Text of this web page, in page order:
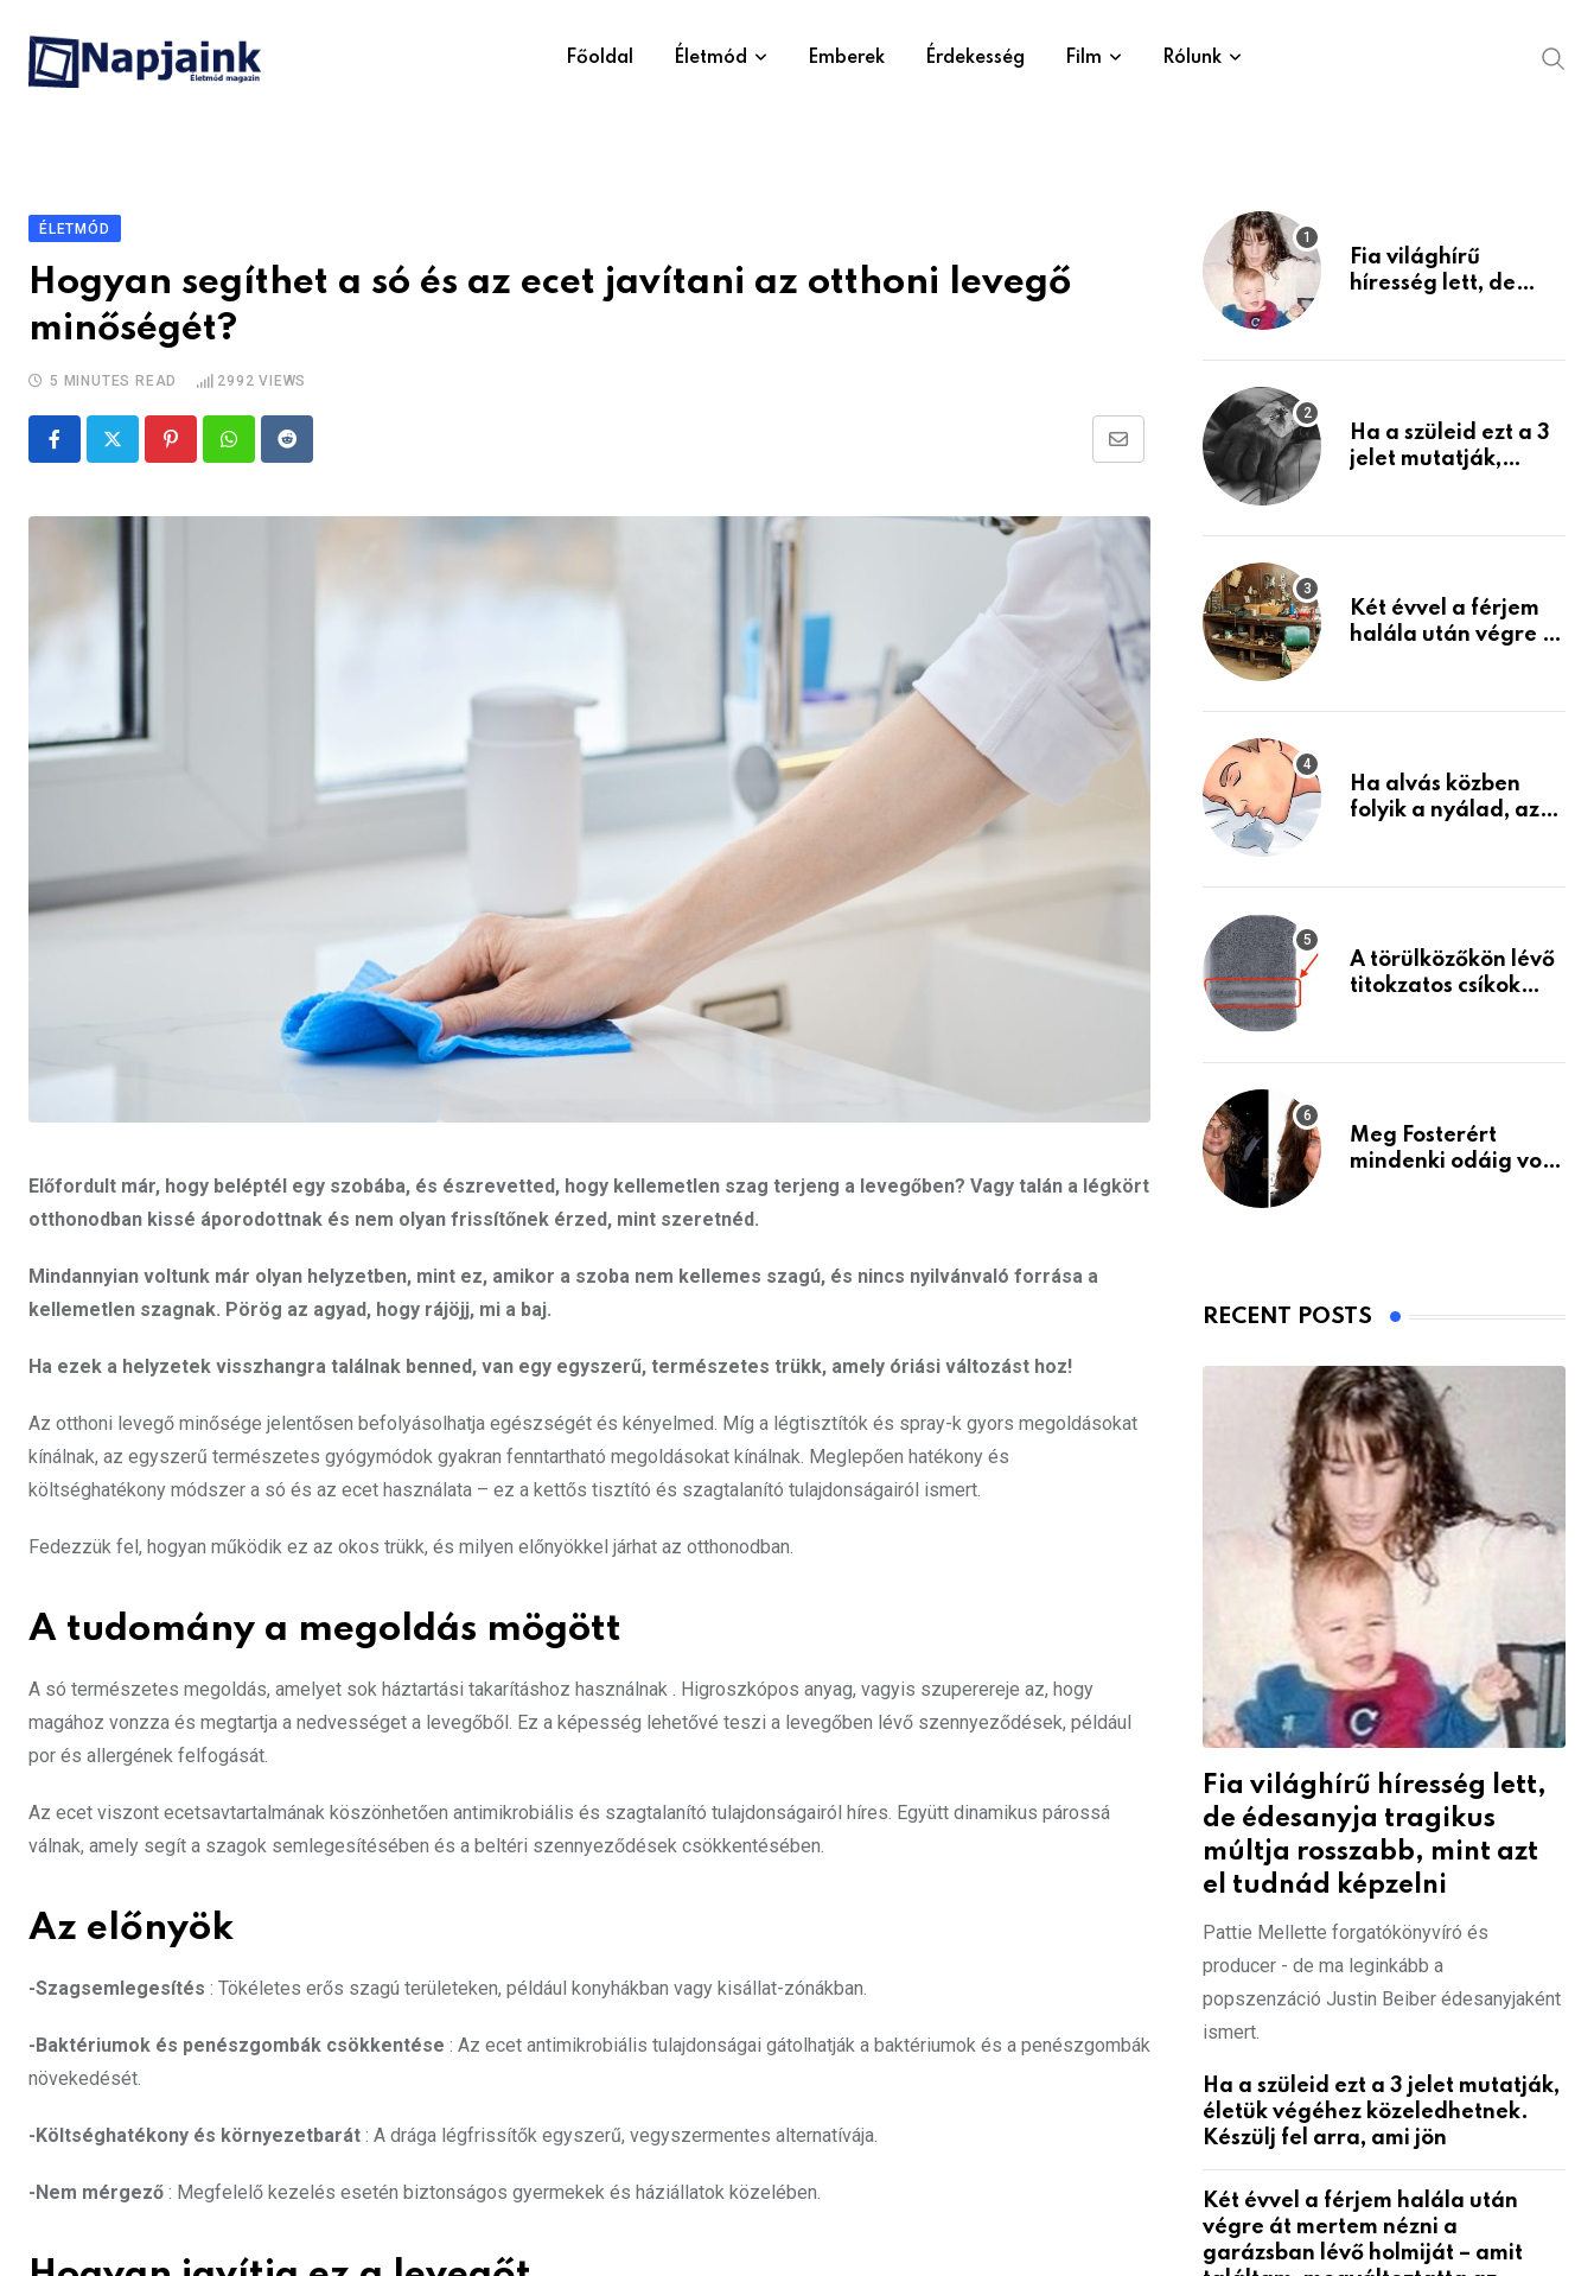
content
Főoldal Életmód Emberek Érdekesség Film Rólunk
ÉLETMÓD
Hogyan segíthet a só és az ecet javítani az otthoni levegő
minőségét?
5 MINUTES READ 2992 VIEWS
PinterestWhatsappReddit
Share
Email
Előfordult már, hogy beléptél egy szobába, és észrevetted, hogy kellemetlen szag terjeng a levegőben? Vagy talán a légkört
otthonodban kissé áporodottnak és nem olyan frissítőnek érzed, mint szeretnéd.
Mindannyian voltunk már olyan helyzetben, mint ez, amikor a szoba nem kellemes szagú, és nincs nyilvánvaló forrása a
kellemetlen szagnak. Pörög az agyad, hogy rájöjj, mi a baj.
Ha ezek a helyzetek visszhangra találnak benned, van egy egyszerű, természetes trükk, amely óriási változást hoz!
Az otthoni levegő minősége jelentősen befolyásolhatja egészségét és kényelmed. Míg a légtisztítók és spray-k gyors megoldásokat
kínálnak, az egyszerű természetes gyógymódok gyakran fenntartható megoldásokat kínálnak. Meglepően hatékony és
költséghatékony módszer a só és az ecet használata – ez a kettős tisztító és szagtalanító tulajdonságairól ismert.
Fedezzük fel, hogyan működik ez az okos trükk, és milyen előnyökkel járhat az otthonodban.
A tudomány a megoldás mögött
A só természetes megoldás, amelyet sok háztartási takarításhoz használnak . Higroszkópos anyag, vagyis szuperereje az, hogy
magához vonzza és megtartja a nedvességet a levegőből. Ez a képesség lehetővé teszi a levegőben lévő szennyeződések, például
por és allergének felfogását.
Az ecet viszont ecetsavtartalmának köszönhetően antimikrobiális és szagtalanító tulajdonságairól híres. Együtt dinamikus párossá
válnak, amely segít a szagok semlegesítésében és a beltéri szennyeződések csökkentésében.
Az előnyök
-Szagsemlegesítés : Tökéletes erős szagú területeken, például konyhákban vagy kisállat-zónákban.
-Baktériumok és penészgombák csökkentése : Az ecet antimikrobiális tulajdonságai gátolhatják a baktériumok és a penészgombák
növekedését.
-Költséghatékony és környezetbarát : A drága légfrissítők egyszerű, vegyszermentes alternatívája.
-Nem mérgező : Megfelelő kezelés esetén biztonságos gyermekek és háziállatok közelében.
Fia világhírű
híresség lett, de
mint azt el tudnád
Ha a szüleid ezt a 3
jelet mutatják,
Készülj fel arra, ami
Két évvel a férjem
halála után végre át
holmiját – amit
életemet
Ha alvás közben
folyik a nyálad, az
A törülközőkön lévő
titokzatos csíkok
Meg Fosterért
mindenki odáig volt
RECENT POSTS
Fia világhírű híresség lett,
de édesanyja tragikus
múltja rosszabb, mint azt
el tudnád képzelni
Pattie Mellette forgatókönyvíró és
producer - de ma leginkább a
popszenzáció Justin Beiber édesanyjaként
ismert.
Ha a szüleid ezt a 3 jelet mutatják,
életük végéhez közeledhetnek.
Készülj fel arra, ami jön
Két évvel a férjem halála után
végre át mertem nézni a
garázsban lévő holmiját – amit